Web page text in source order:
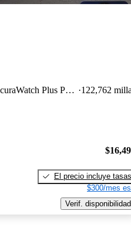
SH-AWD with Technology and AcuraWatch Plus Package 122,762
El precio incluye tasas
$300/mes
Verif. disponibilidad